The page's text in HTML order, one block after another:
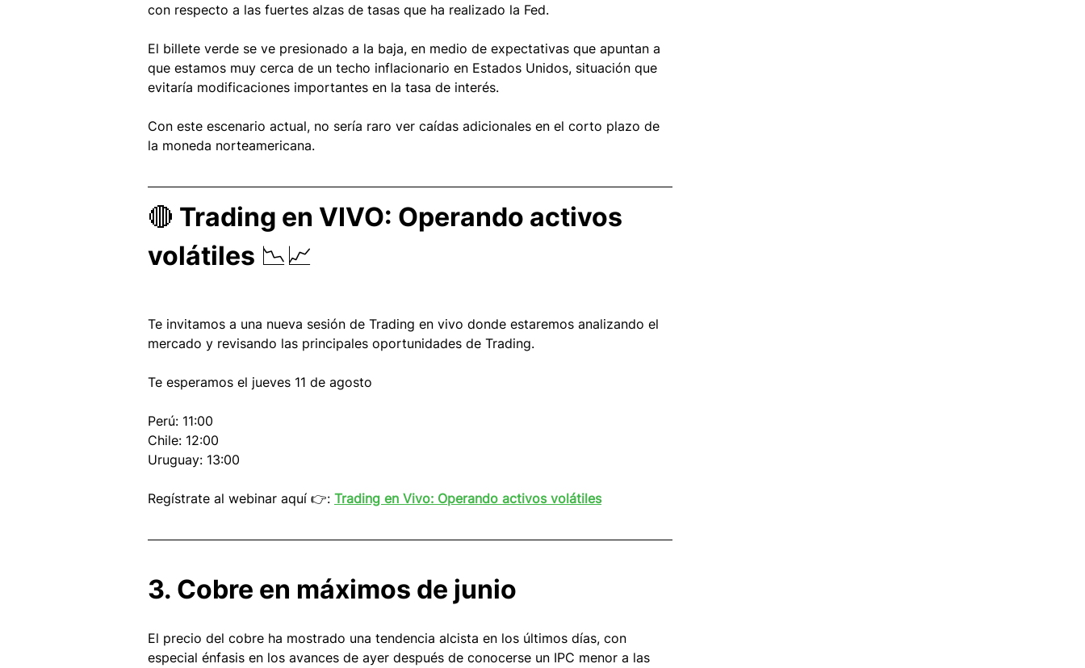
con respecto a las fuertes alzas de tasas que ha realizado la Fed.
El billete verde se ve presionado a la baja, en medio de expectativas que apuntan a
que estamos muy cerca de un techo inflacionario en Estados Unidos, situación que
evitaría modificaciones importantes en la tasa de interés.
Con este escenario actual, no sería raro ver caídas adicionales en el corto plazo de
la moneda norteamericana.
🔴 Trading en VIVO: Operando activos
volátiles 📉📈
Te invitamos a una nueva sesión de Trading en vivo donde estaremos analizando el
mercado y revisando las principales oportunidades de Trading.
Te esperamos el jueves 11 de agosto
Perú: 11:00
Chile: 12:00
Uruguay: 13:00
Regístrate al webinar aquí 👉: Trading en Vivo: Operando activos volátiles
3. Cobre en máximos de junio
El precio del cobre ha mostrado una tendencia alcista en los últimos días, con
especial énfasis en los avances de ayer después de conocerse un IPC menor a las